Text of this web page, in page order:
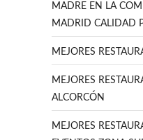
MADRE EN LA
MADRID CALIDAD
MEJORES
MEJORES
ALCORCÓN
MEJORES